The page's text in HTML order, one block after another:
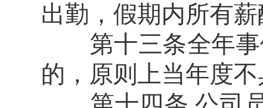
出勤，假期内所有
第十三条全年事
的，原则上当年度